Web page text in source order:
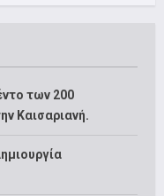
των 200
Καισαριανή.